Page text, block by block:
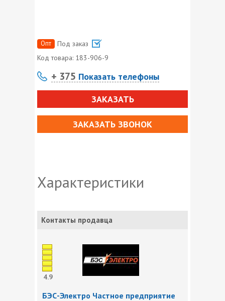
Опт
Под заказ
Код товара: 183-906-9
+ 375 Показать телефоны
ЗАКАЗАТЬ
ЗАКАЗАТЬ ЗВОНОК
Характеристики
Контакты продавца
4.9
БЭС-Электро Частное предприятие